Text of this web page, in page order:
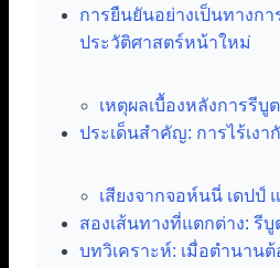
การยืนยันอย่างเป็นทางกา
ประวัติศาสตร์หน้าใหม่
เหตุผลเบื้องหลังการรีบูต
ประเด็นสำคัญ: การไร้เง
เสียงจากจอห์นนี่ เดปป์
สองเส้นทางที่แตกต่าง: รี
บทวิเคราะห์: เมื่อตำนาน